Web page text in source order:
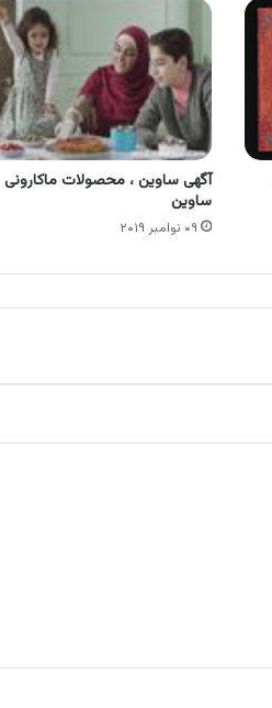
آگهی ساوین ، محصولات ماکارونی
ساوین
۰۹ نوامبر ۲۰۱۹